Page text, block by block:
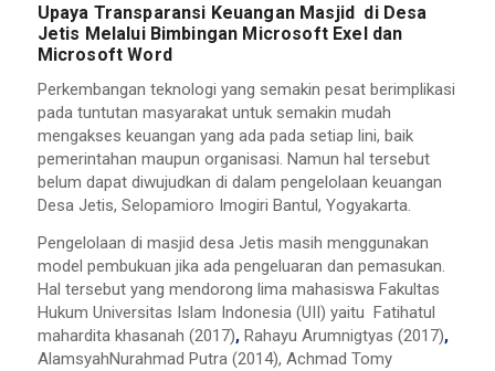
Upaya Transparansi Keuangan Masjid di Desa
Jetis Melalui Bimbingan Microsoft Exel dan
Microsoft Word
Perkembangan teknologi yang semakin pesat berimplikasi
pada tuntutan masyarakat untuk semakin mudah
mengakses keuangan yang ada pada setiap lini, baik
pemerintahan maupun organisasi. Namun hal tersebut
belum dapat diwujudkan di dalam pengelolaan keuangan
Desa Jetis, Selopamioro Imogiri Bantul, Yogyakarta.
Pengelolaan di masjid desa Jetis masih menggunakan
model pembukuan jika ada pengeluaran dan pemasukan.
Hal tersebut yang mendorong lima mahasiswa Fakultas
Hukum Universitas Islam Indonesia (UII) yaitu Fatihatul
mahardita khasanah (2017), Rahayu Arumnigtyas (2017),
AlamsyahNurahmad Putra (2014), Achmad Tomy